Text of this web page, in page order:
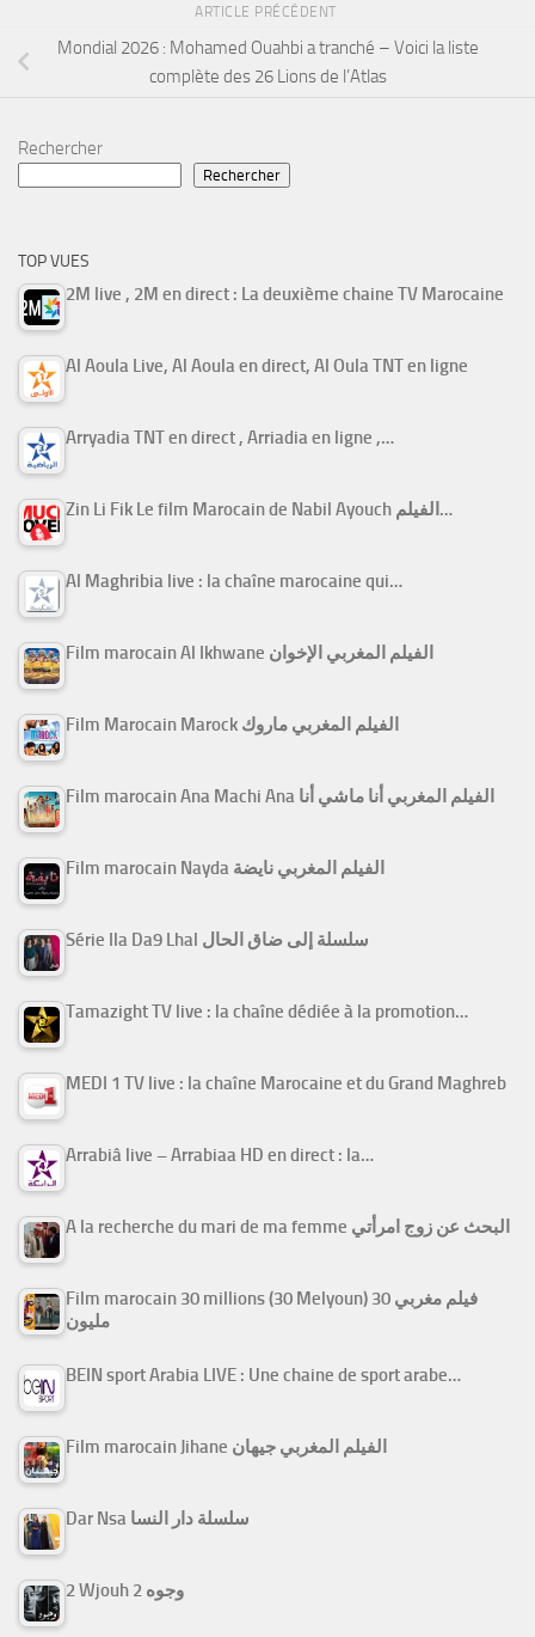
ARTICLE PRÉCÉDENT
Mondial 2026 : Mohamed Ouahbi a tranché – Voici la liste
complète des 26 Lions de l’Atlas
Rechercher
Rechercher
TOP VUES
2M live , 2M en direct : La deuxième chaine TV Marocaine
Al Aoula Live, Al Aoula en direct, Al Oula TNT en ligne
Arryadia TNT en direct , Arriadia en ligne ,…
Zin Li Fik Le film Marocain de Nabil Ayouch الفيلم…
Al Maghribia live : la chaîne marocaine qui…
Film marocain Al Ikhwane الفيلم المغربي الإخوان
Film Marocain Marock الفيلم المغربي ماروك
Film marocain Ana Machi Ana الفيلم المغربي أنا ماشي أنا
Film marocain Nayda الفيلم المغربي نايضة
Série Ila Da9 Lhal سلسلة إلى ضاق الحال
Tamazight TV live : la chaîne dédiée à la promotion…
MEDI 1 TV live : la chaîne Marocaine et du Grand Maghreb
Arrabiâ live – Arrabiaa HD en direct : la…
A la recherche du mari de ma femme البحث عن زوج امرأتي
Film marocain 30 millions (30 Melyoun) فيلم مغربي 30
مليون
BEIN sport Arabia LIVE : Une chaine de sport arabe…
Film marocain Jihane الفيلم المغربي جيهان
Dar Nsa سلسلة دار النسا
2 Wjouh 2 وجوه